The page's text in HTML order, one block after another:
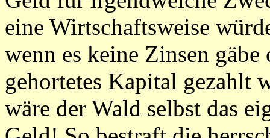
eine Wirtschaftsweise
wenn es keine Zinsen
gehortetes Kapital gezahlt
wäre der Wald selbst das